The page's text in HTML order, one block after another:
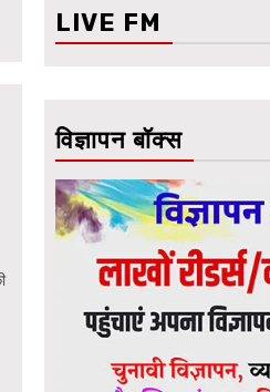
LIVE FM
विज्ञापन बॉक्स